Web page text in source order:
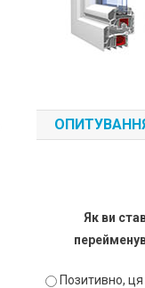
Як ви
Позитивно, ця